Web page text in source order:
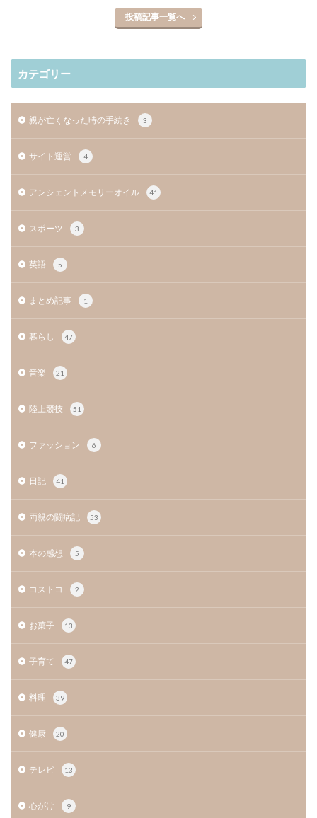
投稿記事一覧へ
カテゴリー
親が亡くなった時の手続き 3
サイト運営 4
アンシェントメモリーオイル 41
スポーツ 3
英語 5
まとめ記事 1
暮らし 47
音楽 21
陸上競技 51
ファッション 6
日記 41
両親の闘病記 53
本の感想 5
コストコ 2
お菓子 13
子育て 47
料理 39
健康 20
テレビ 13
心がけ 9